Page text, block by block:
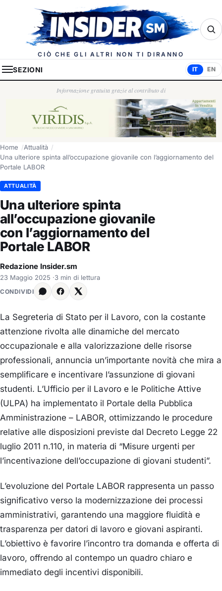
Insider.sm
CIÒ CHE GLI ALTRI NON TI DIRANNO
SEZIONI IT EN
Informazione gratuita grazie al contributo di
Home
Attualità
Una ulteriore spinta all’occupazione giovanile con l’aggiornamento del
Portale LABOR
ATTUALITÀ
Una ulteriore spinta
all’occupazione giovanile
con l’aggiornamento del
Portale LABOR
Redazione Insider.sm
23 Maggio 2025 ·3 min di lettura
CONDIVIDI
La Segreteria di Stato per il Lavoro, con la costante
attenzione rivolta alle dinamiche del mercato
occupazionale e alla valorizzazione delle risorse
professionali, annuncia un’importante novità che mira a
semplificare e incentivare l’assunzione di giovani
studenti. L’Ufficio per il Lavoro e le Politiche Attive
(ULPA) ha implementato il Portale della Pubblica
Amministrazione – LABOR, ottimizzando le procedure
relative alle disposizioni previste dal Decreto Legge 22
luglio 2011 n.110, in materia di “Misure urgenti per
l’incentivazione dell’occupazione di giovani studenti”.
L’evoluzione del Portale LABOR rappresenta un passo
significativo verso la modernizzazione dei processi
amministrativi, garantendo una maggiore fluidità e
trasparenza per datori di lavoro e giovani aspiranti.
L’obiettivo è favorire l’incontro tra domanda e offerta di
lavoro, offrendo al contempo un quadro chiaro e
immediato degli incentivi disponibili.